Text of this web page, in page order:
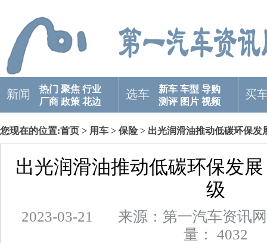
新闻 热门 聚焦 行业
厂商 政策 花边
选车 新车 车型 导购
测评 图片 视频
买
您现在的位置:首页 > 用车 > 保险> 出光润滑油推动低碳环保发
出光润滑油推动低碳环保发
级
2023-03-21 来源：第一汽车资
量： 4032